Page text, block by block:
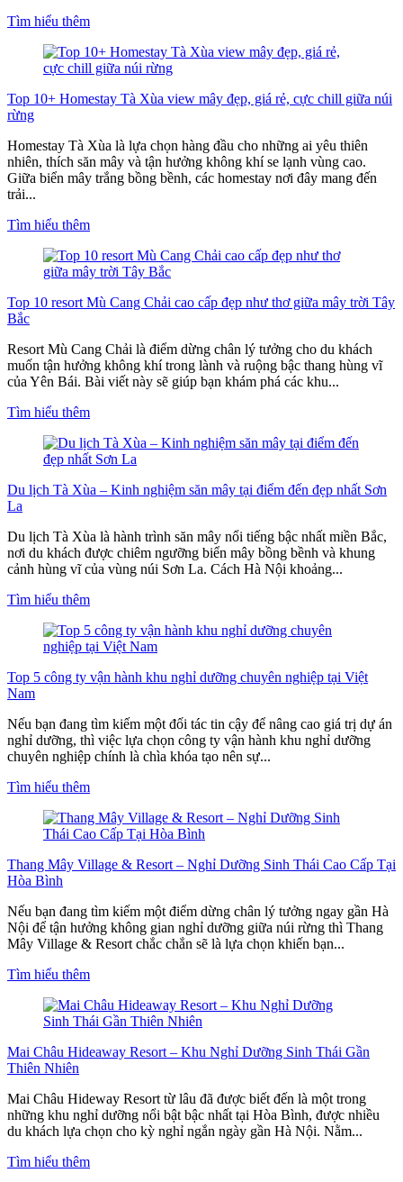
Tìm hiểu thêm
Top 10+ Homestay Tà Xùa view mây đẹp, giá rẻ, cực chill giữa núi
rừng
Homestay Tà Xùa là lựa chọn hàng đầu cho những ai yêu thiên
nhiên, thích săn mây và tận hưởng không khí se lạnh vùng cao.
Giữa biển mây trắng bồng bềnh, các homestay nơi đây mang đến
trải...
Tìm hiểu thêm
Top 10 resort Mù Cang Chải cao cấp đẹp như thơ giữa mây trời Tây
Bắc
Resort Mù Cang Chải là điểm dừng chân lý tưởng cho du khách
muốn tận hưởng không khí trong lành và ruộng bậc thang hùng vĩ
của Yên Bái. Bài viết này sẽ giúp bạn khám phá các khu...
Tìm hiểu thêm
Du lịch Tà Xùa – Kinh nghiệm săn mây tại điểm đến đẹp nhất Sơn
La
Du lịch Tà Xùa là hành trình săn mây nổi tiếng bậc nhất miền Bắc,
nơi du khách được chiêm ngưỡng biển mây bồng bềnh và khung
cảnh hùng vĩ của vùng núi Sơn La. Cách Hà Nội khoảng...
Tìm hiểu thêm
Top 5 công ty vận hành khu nghỉ dưỡng chuyên nghiệp tại Việt
Nam
Nếu bạn đang tìm kiếm một đối tác tin cậy để nâng cao giá trị dự án
nghỉ dưỡng, thì việc lựa chọn công ty vận hành khu nghỉ dưỡng
chuyên nghiệp chính là chìa khóa tạo nên sự...
Tìm hiểu thêm
Thang Mây Village & Resort – Nghỉ Dưỡng Sinh Thái Cao Cấp Tại
Hòa Bình
Nếu bạn đang tìm kiếm một điểm dừng chân lý tưởng ngay gần Hà
Nội để tận hưởng không gian nghỉ dưỡng giữa núi rừng thì Thang
Mây Village & Resort chắc chắn sẽ là lựa chọn khiến bạn...
Tìm hiểu thêm
Mai Châu Hideaway Resort – Khu Nghỉ Dưỡng Sinh Thái Gần
Thiên Nhiên
Mai Châu Hideway Resort từ lâu đã được biết đến là một trong
những khu nghỉ dưỡng nổi bật bậc nhất tại Hòa Bình, được nhiều
du khách lựa chọn cho kỳ nghỉ ngắn ngày gần Hà Nội. Nằm...
Tìm hiểu thêm